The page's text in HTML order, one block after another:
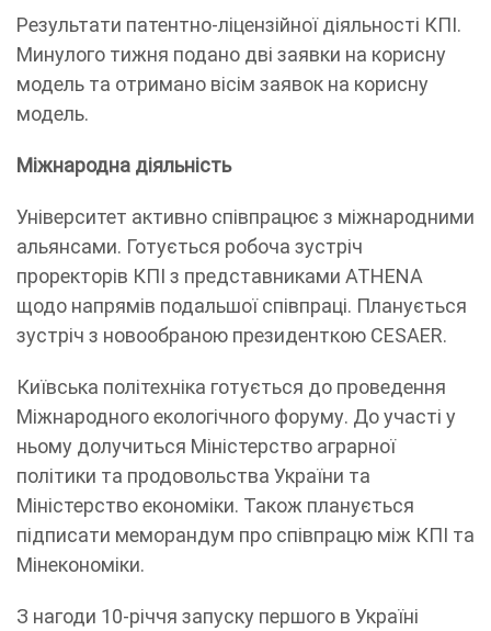
Результати патентно-ліцензійної діяльності КПІ.
Минулого тижня подано дві заявки на корисну
модель та отримано вісім заявок на корисну
модель.
Міжнародна діяльність
Університет активно співпрацює з міжнародними
альянсами. Готується робоча зустріч
проректорів КПІ з представниками ATHENA
щодо напрямів подальшої співпраці. Планується
зустріч з новообраною президенткою CESAER.
Київська політехніка готується до проведення
Міжнародного екологічного форуму. До участі у
ньому долучиться Міністерство аграрної
політики та продовольства України та
Міністерство економіки. Також планується
підписати меморандум про співпрацю між КПІ та
Мінекономіки.
З нагоди 10-річчя запуску першого в Україні